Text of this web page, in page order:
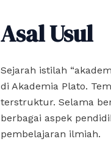
Asal Usul
Sejarah istilah
di Akademia Plato.
terstruktur. Selama
berbagai aspek
pembelajaran ilmiah.